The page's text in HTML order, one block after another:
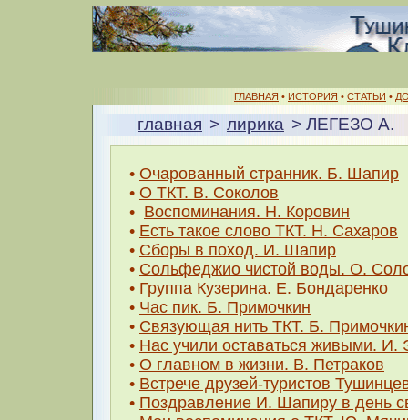
ГЛАВНАЯ • ИСТОРИЯ • СТАТЬИ •
главная > лирика > ЛЕГЕЗО А.
• Очарованный странник. Б. Шапир
• О ТКТ. В. Соколов
• Воспоминания. Н. Коровин
• Есть такое слово ТКТ. Н. Сахаров
• Сборы в поход. И. Шапир
• Сольфеджио чистой воды. О.
• Группа Кузерина. Е. Бондаренко
• Час пик. Б. Примочкин
• Связующая нить ТКТ. Б.
• Нас учили оставаться живыми. И.
• О главном в жизни. В. Петраков
• Встрече друзей-туристов
• Поздравление И. Шапиру в день